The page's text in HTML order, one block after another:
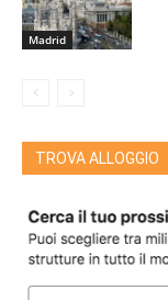
Madrid
TROVA ALLOGGIO